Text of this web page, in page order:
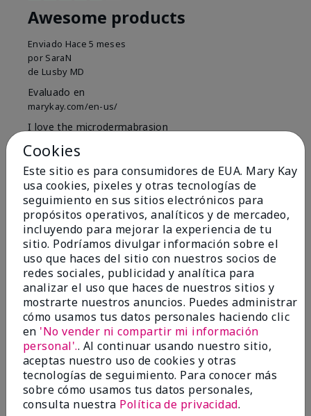
Awesome products
Enviado Hace 5 meses
por SaraN
de Lusby MD
Evaluado en
marykay.com/en-us/
I love the microdermabrasion
Mostrar Traducción
ConclusiónSí, recomendaría a un amigo
¿Le ha resultado útil esta
opinión?
2 0
Marcar esta opinión
5
Love my product AND my
agent!
EnviadoHace 9 meses
porCorey
Cookies
Este sitio es para consumidores de EUA. Mary Kay
usa cookies, pixeles y otras tecnologías de
seguimiento en sus sitios electrónicos para
propósitos operativos, analíticos y de mercadeo,
incluyendo para mejorar la experiencia de tu
sitio. Podríamos divulgar información sobre el
uso que haces del sitio con nuestros socios de
redes sociales, publicidad y analítica para
analizar el uso que haces de nuestros sitios y
mostrarte nuestros anuncios. Puedes administrar
cómo usamos tus datos personales haciendo clic
en 'No vender ni compartir mi información
personal'.. Al continuar usando nuestro sitio,
aceptas nuestro uso de cookies y otras
tecnologías de seguimiento. Para conocer más
sobre cómo usamos tus datos personales,
consulta nuestra Política de privacidad.